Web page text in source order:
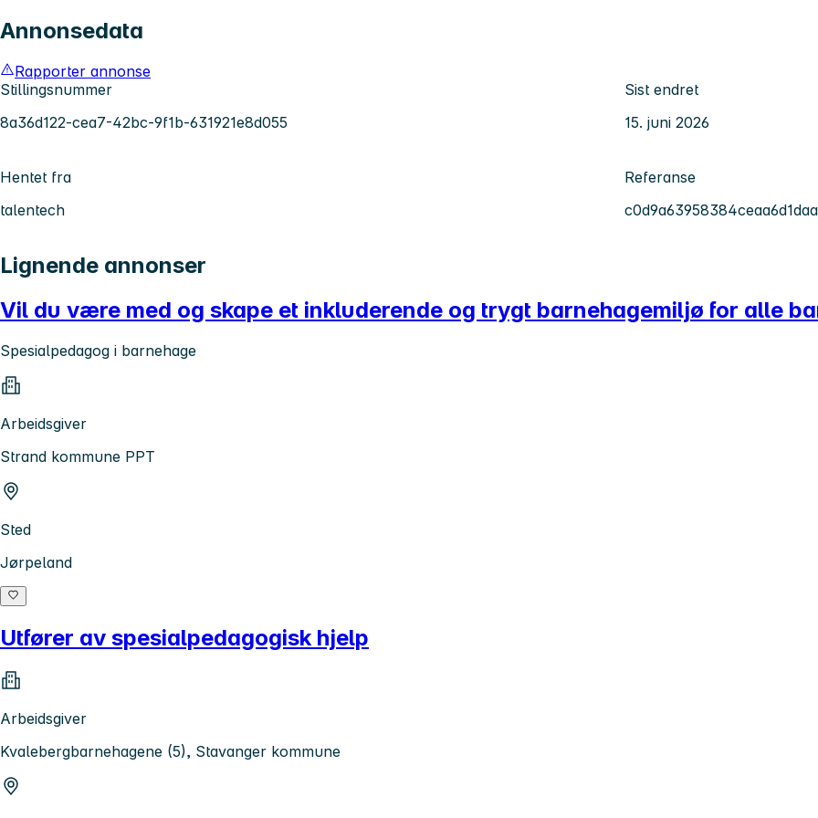
Annonsedata
Rapporter annonse
Stillingsnummer
8a36d122-cea7-42bc-9f1b-631921e8d055
Sist endret
15. juni 2026
Hentet fra
talentech
Referanse
Lignende annonser
Vil du være med og skape et inkluderende og trygt barnehagemiljø for alle
Spesialpedagog i barnehage
Arbeidsgiver
Strand kommune PPT
Sted
Jørpeland
Utfører av spesialpedagogisk hjelp
Arbeidsgiver
Kvalebergbarnehagene (5), Stavanger kommune